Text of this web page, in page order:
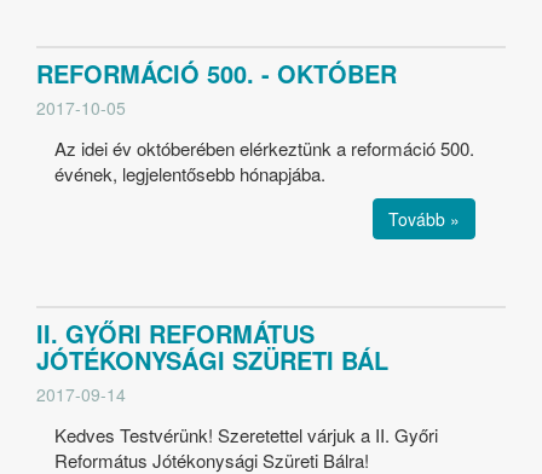
REFORMÁCIÓ 500. - OKTÓBER
2017-10-05
Az idei év októberében elérkeztünk a reformáció 500.
évének, legjelentősebb hónapjába.
Tovább »
II. GYŐRI REFORMÁTUS
JÓTÉKONYSÁGI SZÜRETI BÁL
2017-09-14
Kedves Testvérünk! Szeretettel várjuk a II. Győri
Református Jótékonysági Szüreti Bálra!